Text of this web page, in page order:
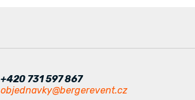
+420 731 597 867
objednavky@bergerevent.cz